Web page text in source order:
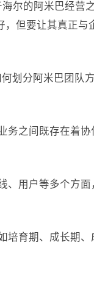
尔的阿米巴经营
，但要让其真正与
划分阿米巴团队
之间既存在着协
、用户等多个方面
育期、成长期、